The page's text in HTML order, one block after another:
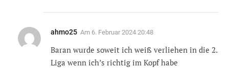
ahmo25 Am 6. Februar 2024 20:48
Baran wurde soweit ich weiß verliehen in die 2.
Liga wenn ich’s richtig im Kopf habe